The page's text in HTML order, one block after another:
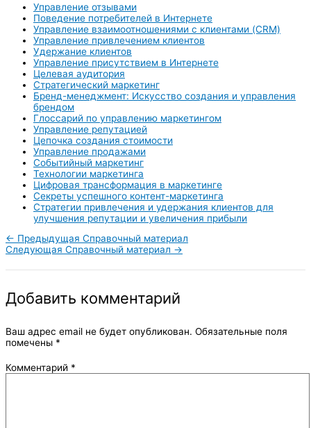
Управление отзывами
Поведение потребителей в Интернете
Управление взаимоотношениями с клиентами (CRM)
Управление привлечением клиентов
Удержание клиентов
Управление присутствием в Интернете
Целевая аудитория
Стратегический маркетинг
Бренд-менеджмент: Искусство создания и управления
брендом
Глоссарий по управлению маркетингом
Управление репутацией
Цепочка создания стоимости
Управление продажами
Событийный маркетинг
Технологии маркетинга
Цифровая трансформация в маркетинге
Секреты успешного контент-маркетинга
Стратегии привлечения и удержания клиентов для
улучшения репутации и увеличения прибыли
← Предыдущая Справочный материал
Следующая Справочный материал →
Добавить комментарий
Ваш адрес email не будет опубликован. Обязательные поля
помечены *
Комментарий *